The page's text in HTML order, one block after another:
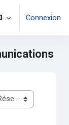
Connexion